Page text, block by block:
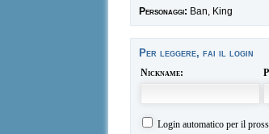
Personaggi: Ban, King
Per leggere, fai il login
Nickname:
Login automatico per il